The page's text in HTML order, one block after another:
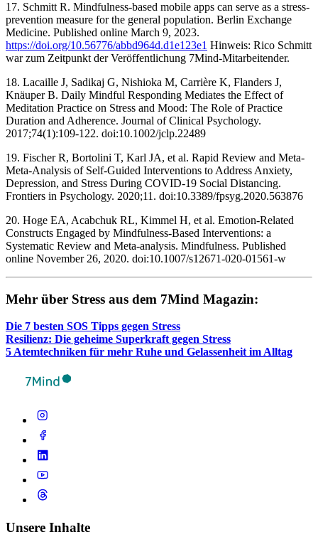
17. Schmitt R. Mindfulness-based mobile apps can serve as a stress-
prevention measure for the general population. Berlin Exchange
Medicine. Published online March 9, 2023.
https://doi.org/10.56776/abbd964d.d1e123e1 Hinweis: Rico Schmitt
war zum Zeitpunkt der Veröffentlichung 7Mind-Mitarbeitender.
18. Lacaille J, Sadikaj G, Nishioka M, Carrière K, Flanders J,
Knäuper B. Daily Mindful Responding Mediates the Effect of
Meditation Practice on Stress and Mood: The Role of Practice
Duration and Adherence. Journal of Clinical Psychology.
2017;74(1):109-122. doi:10.1002/jclp.22489 ‌
19. Fischer R, Bortolini T, Karl JA, et al. Rapid Review and Meta-
Meta-Analysis of Self-Guided Interventions to Address Anxiety,
Depression, and Stress During COVID-19 Social Distancing.
Frontiers in Psychology. 2020;11. doi:10.3389/fpsyg.2020.563876 ‌
20. Hoge EA, Acabchuk RL, Kimmel H, et al. Emotion-Related
Constructs Engaged by Mindfulness-Based Interventions: a
Systematic Review and Meta-analysis. Mindfulness. Published
online November 26, 2020. doi:10.1007/s12671-020-01561-w ‌
Mehr über Stress aus dem 7Mind Maga­zin:
Die 7 besten SOS Tipps gegen Stress
Resi­li­enz: Die geheime Super­kraft gegen Stress
5 Atem­tech­ni­ken für mehr Ruhe und Gelas­sen­heit im Alltag
Unsere Inhalte